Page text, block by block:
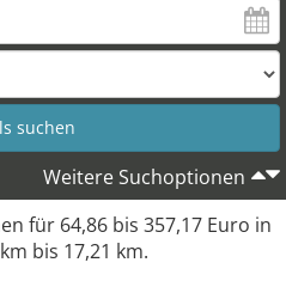
Weitere Suchoptionen
für 64,86 bis 357,17 Euro in
km bis 17,21 km.